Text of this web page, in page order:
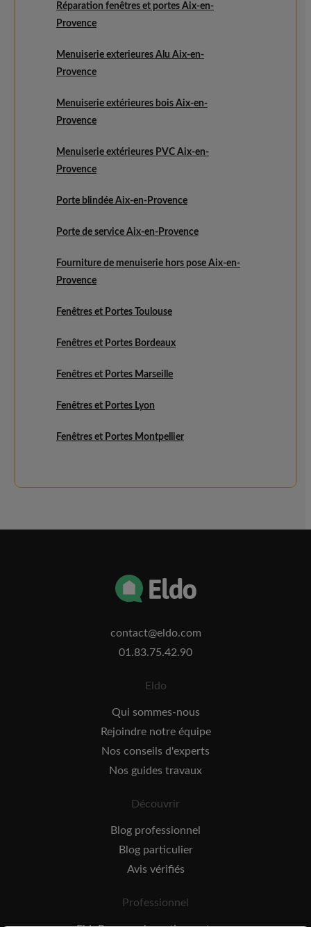
Réparation fenêtres et portes Aix-en-
Provence
Menuiserie exterieures Alu Aix-en-
Provence
Menuiserie extérieures bois Aix-en-
Provence
Menuiserie extérieures PVC Aix-en-
Provence
Porte blindée Aix-en-Provence
Porte de service Aix-en-Provence
Fourniture de menuiserie hors pose Aix-en-
Provence
Fenêtres et Portes Toulouse
Fenêtres et Portes Bordeaux
Fenêtres et Portes Marseille
Fenêtres et Portes Lyon
Fenêtres et Portes Montpellier
contact@eldo.com
01.83.75.42.90
Eldo
Qui sommes-nous
Rejoindre notre équipe
Nos conseils d'experts
Nos guides travaux
Découvrir
Blog professionnel
Blog particulier
Avis vérifiés
Professionnel